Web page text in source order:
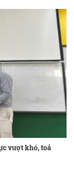
vượt khó, toả